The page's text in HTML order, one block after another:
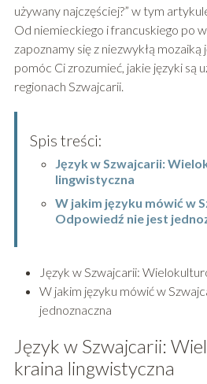
używany najczęściej?” w tym
Od niemieckiego i francuskiego po
zapoznamy się z niezwykłą
pomóc Ci zrozumieć, jakie języki są
regionach Szwajcarii.
Spis treści:
Język w Szwajcarii:
lingwistyczna
W jakim języku mówić w
Odpowiedź nie jest
Język w Szwajcarii:
W jakim języku mówić w
jednoznaczna
Język w Szwajcarii:
kraina lingwistyczna